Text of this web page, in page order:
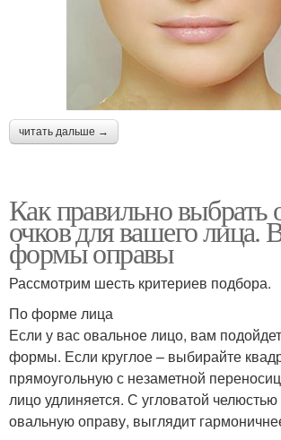
читать дальше →
Как правильно выбрать
очков для вашего лица.
формы оправы
Рассмотрим шесть критериев подбора.
По форме лица
Если у вас овальное лицо, вам
формы. Если круглое – выбирайте
прямоугольную с незаметной
лицо удлиняется. С угловатой
овальную оправу, выглядит